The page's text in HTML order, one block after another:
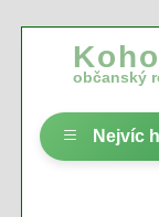
občanský
Nejvíc